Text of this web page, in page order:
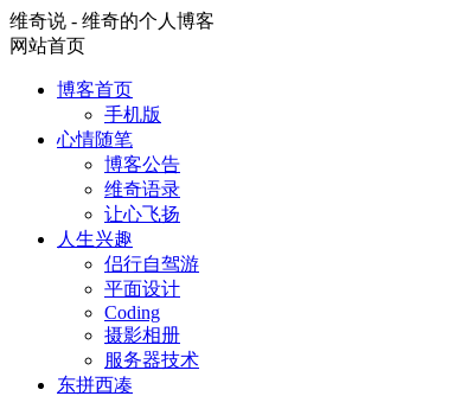
维奇说 - 维奇的个人博客
网站首页
博客首页
手机版
心情随笔
博客公告
维奇语录
让心飞扬
人生兴趣
侣行自驾游
平面设计
Coding
摄影相册
服务器技术
东拼西凑